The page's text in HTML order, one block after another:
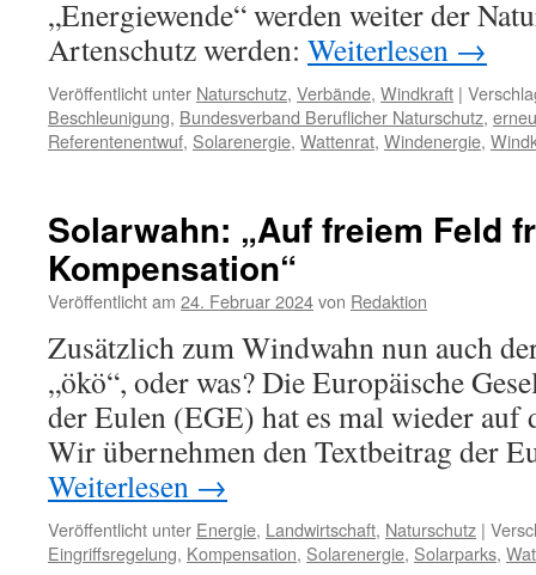
„Energiewende“ werden weiter der
Artenschutz werden: Weiterlesen →
Veröffentlicht unter Naturschutz, Verbände, Windkraft |
Beschleunigung, Bundesverband Beruflicher Naturschutz,
Referentenentwuf, Solarenergie, Wattenrat, Windenergie,
Solarwahn: „Auf freiem Feld
Kompensation“
Veröffentlicht am 24. Februar 2024von Redaktion
Zusätzlich zum Windwahn nun auch
„ökö“, oder was? Die Europäische
der Eulen (EGE) hat es mal wieder auf
Wir übernehmen den Textbeitrag der
Weiterlesen →
Veröffentlicht unter Energie, Landwirtschaft, Naturschutz |
Eingriffsregelung, Kompensation, Solarenergie, Solarparks,